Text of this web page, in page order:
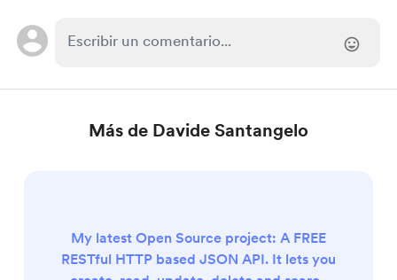
Más de Davide Santangelo
My latest Open Source project: A FREE
RESTful HTTP based JSON API. It lets you